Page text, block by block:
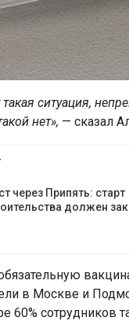
ситуация,
нет», — сказал
через Припять: старт
должен
в Москве и
60% сотрудников